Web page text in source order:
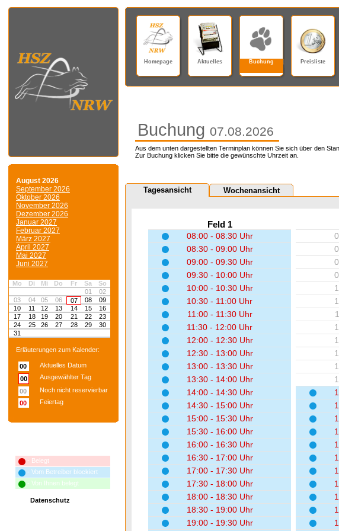
August 2026
September 2026
Oktober 2026
November 2026
Dezember 2026
Januar 2027
Februar 2027
März 2027
April 2027
Mai 2027
Juni 2027
Mo Di Mi Do Fr Sa
So
01
02
03
04 05 06 07 08
09
10
11 12 13 14 15
16
17
18 19 20 21 22
23
24
25 26 27 28 29
30
31
Erläuterungen zum Kalender:
00
Aktuelles Datum
00
Ausgewählter Tag
00
Noch nicht reservierbar
00
Feiertag
- Belegt
- Vom Betreiber blockiert
- Von Ihnen belegt
Datenschutz
Homepage Aktuelles Buchung Preisliste
Buchung 07.08.2026
Aus dem unten dargestellten Terminplan können Sie sich über den
Zur Buchung klicken Sie bitte die gewünschte Uhrzeit an.
Tagesansicht Wochenansicht
Feld 1
08:00 - 08:30 Uhr
08:30 - 09:00 Uhr
09:00 - 09:30 Uhr
09:30 - 10:00 Uhr
10:00 - 10:30 Uhr
10:30 - 11:00 Uhr
11:00 - 11:30 Uhr
11:30 - 12:00 Uhr
12:00 - 12:30 Uhr
12:30 - 13:00 Uhr
13:00 - 13:30 Uhr
13:30 - 14:00 Uhr
14:00 - 14:30 Uhr
14:30 - 15:00 Uhr
15:00 - 15:30 Uhr
15:30 - 16:00 Uhr
16:00 - 16:30 Uhr
16:30 - 17:00 Uhr
17:00 - 17:30 Uhr
17:30 - 18:00 Uhr
18:00 - 18:30 Uhr
18:30 - 19:00 Uhr
19:00 - 19:30 Uhr